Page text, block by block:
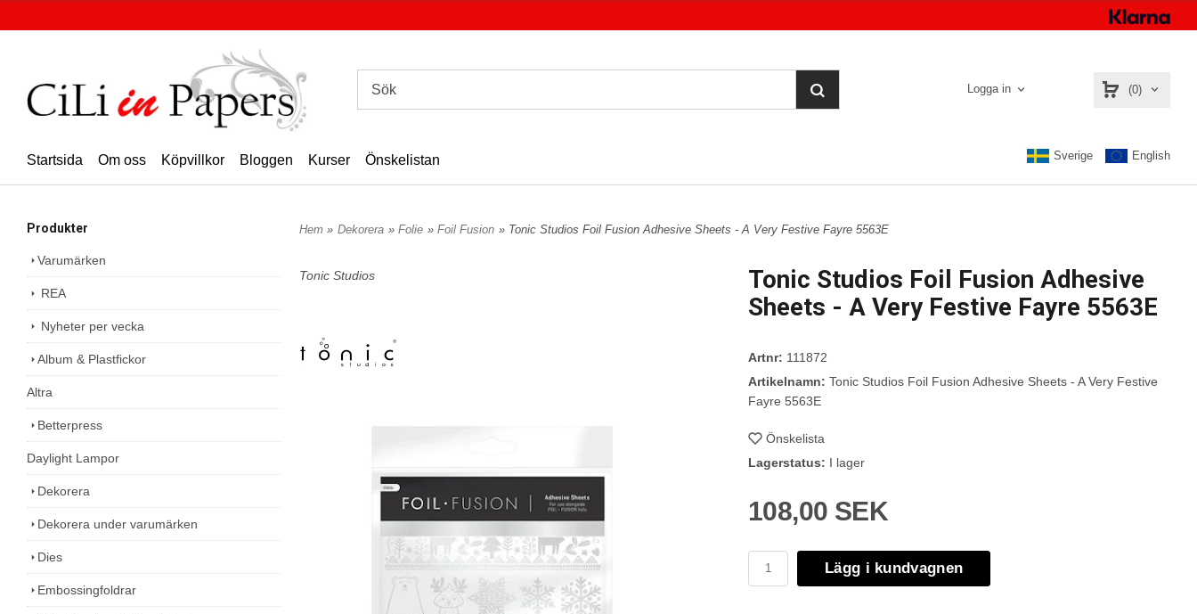
Logga in (0)
Startsida Om oss Köpvillkor Bloggen Kurser Önskelistan Sverige English
Produkter
Varumärken
REA
Nyheter per vecka
Album & Plastfickor
Altra
Betterpress
Daylight Lampor
Dekorera
Dekorera under varumärken
Dies
Embossingfoldrar
Hem » Dekorera » Folie » Foil Fusion » Tonic Studios Foil Fusion Adhesive Sheets - A Very Festive Fayre 5563E
Tonic Studios
Tonic Studios Foil Fusion Adhesive
Sheets - A Very Festive Fayre 5563E
Artnr: 111872
Artikelnamn: Tonic Studios Foil Fusion Adhesive Sheets - A Very Festive
Fayre 5563E
Önskelista
Lagerstatus: I lager
108,00 SEK
Lägg i kundvagnen